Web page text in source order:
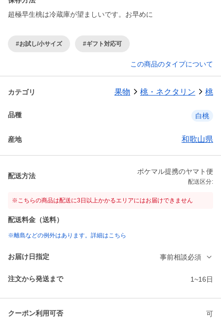
超極早生桃は冷蔵庫が望ましいです。お早めに
#お試し/小サイズ #ギフト対応可
この商品のタイプについて
カテゴリ 果物 桃・ネクタリン 桃
品種 白桃
産地 和歌山県
配送方法
ポケマル提携のヤマト便
配送区分:
※こちらの商品は配送に3日以上かかるエリアにはお届けできません
配送料金（送料）
※離島などの例外はあります。詳細はこちら
お届け日指定 事前相談必須
注文から発送まで 1~16日
クーポン利用可否 可